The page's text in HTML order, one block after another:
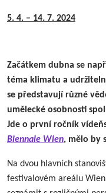
5. 4. – 14. 7. 2024
Začátkem dubna se
téma klimatu a
se představují různé
umělecké osobnosti
Jde o první ročník
Biennale Wien, mělo by
Na dvou hlavních
festivalovém areálu